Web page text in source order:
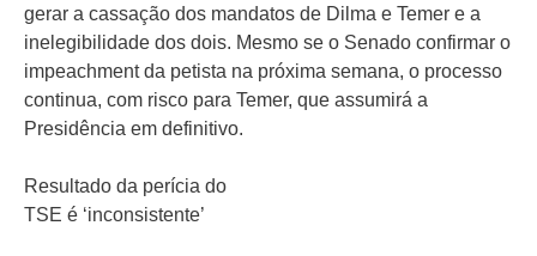
gerar a cassação dos mandatos de Dilma e Temer e a
inelegibilidade dos dois. Mesmo se o Senado confirmar o
impeachment da petista na próxima semana, o processo
continua, com risco para Temer, que assumirá a
Presidência em definitivo.
Resultado da perícia do
TSE é ‘inconsistente’